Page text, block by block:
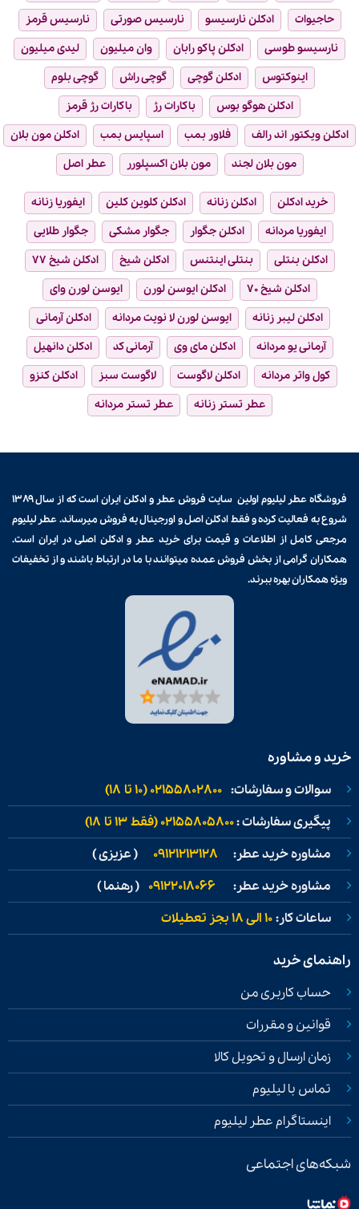
حاجیوات
ادکلن نارسیسو نارسیس صورتی
نارسیس قرمز
نارسیسو طوسی
ادکلن پاکو رابان وان میلیون
لیدی میلیون
اینوکتوس
ادکلن گوچی گوچی راش
گوچی بلوم
ادکلن هوگو بوس
باکارات رژ
باکارات رژ قرمز
ادکلن ویکتور اند رالف
فلاور بمب اسپایس بمب
ادکلن مون بلان
مون بلان لجند
مون بلان اکسپلورر عطر اصل
خرید ادکلن ادکلن زنانه ادکلن کلوین کلین
ایفوریا زنانه
ایفوریا مردانه
ادکلن جگوار جگوار مشکی
جگوار طلایی
ادکلن بنتلی
بنتلی اینتنس ادکلن شیخ
ادکلن شیخ ۷۷
ادکلن شیخ ۷۰
ادکلن ایوسن لورن
ایوسن لورن وای
ادکلن لیبر زنانه
ایوسن لورن لا نویت مردانه
ادکلن آرمانی
آرمانی یو مردانه
ادکلن مای وی آرمانی کد
ادکلن دانهیل
کول واتر مردانه
ادکلن لاگوست لاگوست سبز
ادکلن کنزو
عطر تستر زنانه
عطر تستر مردانه
فروشگاه عطر لیلیوم اولین سایت فروشعطر و ادکلن
ایران است که از سال ۱۳۸۹
شروع به فعالیت کرده و فقط ادکلن اصل و اورجینال به فروش میرساند. عطر لیلیوم
مرجعی کامل از اطلاعات و قیمت برایخرید عطر و ادکلن اصلی در ایران است.
همکاران گرامی از بخش فروش عمده میتوانند با ما در ارتباط باشند و از تخفیفات
ویژه همکاران بهره ببرند.
خرید و مشاوره
سوالات و سفارشات: 02155802800 (۱۰ تا ۱۸)
پیگیری سفارشات :02155805800 (فقط ۱۳ تا ۱۸)
مشاوره خرید عطر: 09121213128 ( عزیزی )
مشاوره خرید عطر: 09122018066 ( رهنما )
ساعات کار:۱۰ الی ۱۸ بجز تعطیلات
راهنمای خرید
حساب کاربری من
قوانین و مقررات
زمان ارسال و تحویل کالا
تماس با لیلیوم
اینستاگرام عطر لیلیوم
شبکه‌های اجتماعی